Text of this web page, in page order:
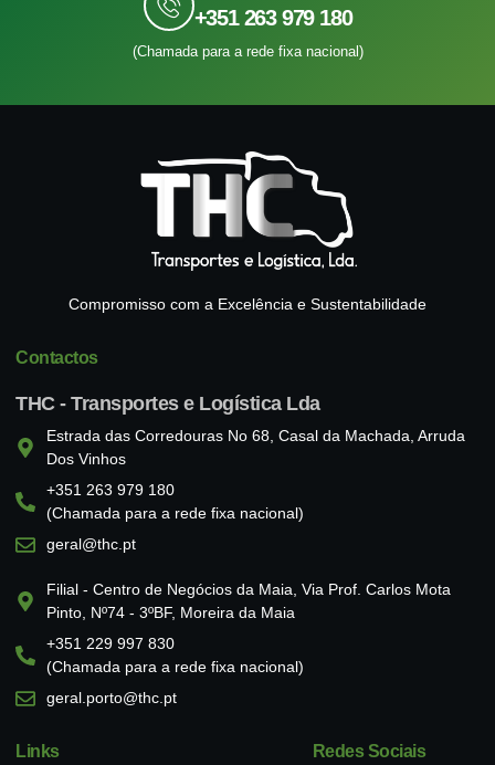
+351 263 979 180
(Chamada para a rede fixa nacional)
Compromisso com a Excelência e Sustentabilidade
Contactos
THC - Transportes e Logística Lda
Estrada das Corredouras No 68, Casal da Machada, Arruda
Dos Vinhos
+351 263 979 180
(Chamada para a rede fixa nacional)
geral@thc.pt
Filial - Centro de Negócios da Maia, Via Prof. Carlos Mota
Pinto, Nº74 - 3ºBF, Moreira da Maia
+351 229 997 830
(Chamada para a rede fixa nacional)
geral.porto@thc.pt
Links Redes Sociais